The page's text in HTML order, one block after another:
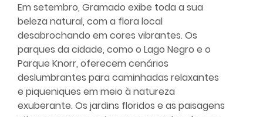
Em setembro, Gramado exibe toda a sua
beleza natural, com a flora local
desabrochando em cores vibrantes. Os
parques da cidade, como o Lago Negro e o
Parque Knorr, oferecem cenários
deslumbrantes para caminhadas relaxantes
e piqueniques em meio à natureza
exuberante. Os jardins floridos e as paisagens